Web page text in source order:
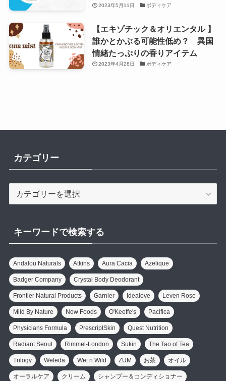
2023年5月11日 ボディケア
【エキゾチック＆オリエンタル 】
誰かとかぶる可能性低め？ 異国
情緒たっぷりの香りアイテム
2023年4月28日 ボディケア
カテゴリー
テ
キーワードで検索する
Andalou Naturals Atkins Aura Cacia Azelique
Badger Company Crystal Body Deodorant
Frontier Natural Products Garnier Idealove Leven Rose
Mild By Nature Now Foods O'Keeffe's Pacifica
Physicians Formula PrescriptSkin Quest Nutrition
Radiant Seoul Rimmel-London Sukin The Tao of Tea
Trilogy Weleda Wet n Wild ZUM お茶 オイル
オーラルケア クリーム シャンプー＆コンディショナー